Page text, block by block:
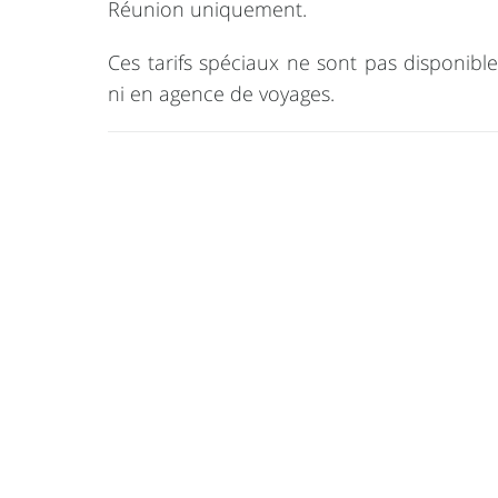
Réunion uniquement.
Ces tarifs spéciaux ne sont pas
ni en agence de voyages.